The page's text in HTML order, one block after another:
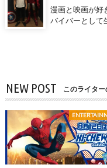
漫画と映画が好
バイバーとして
NEW POST このライタ